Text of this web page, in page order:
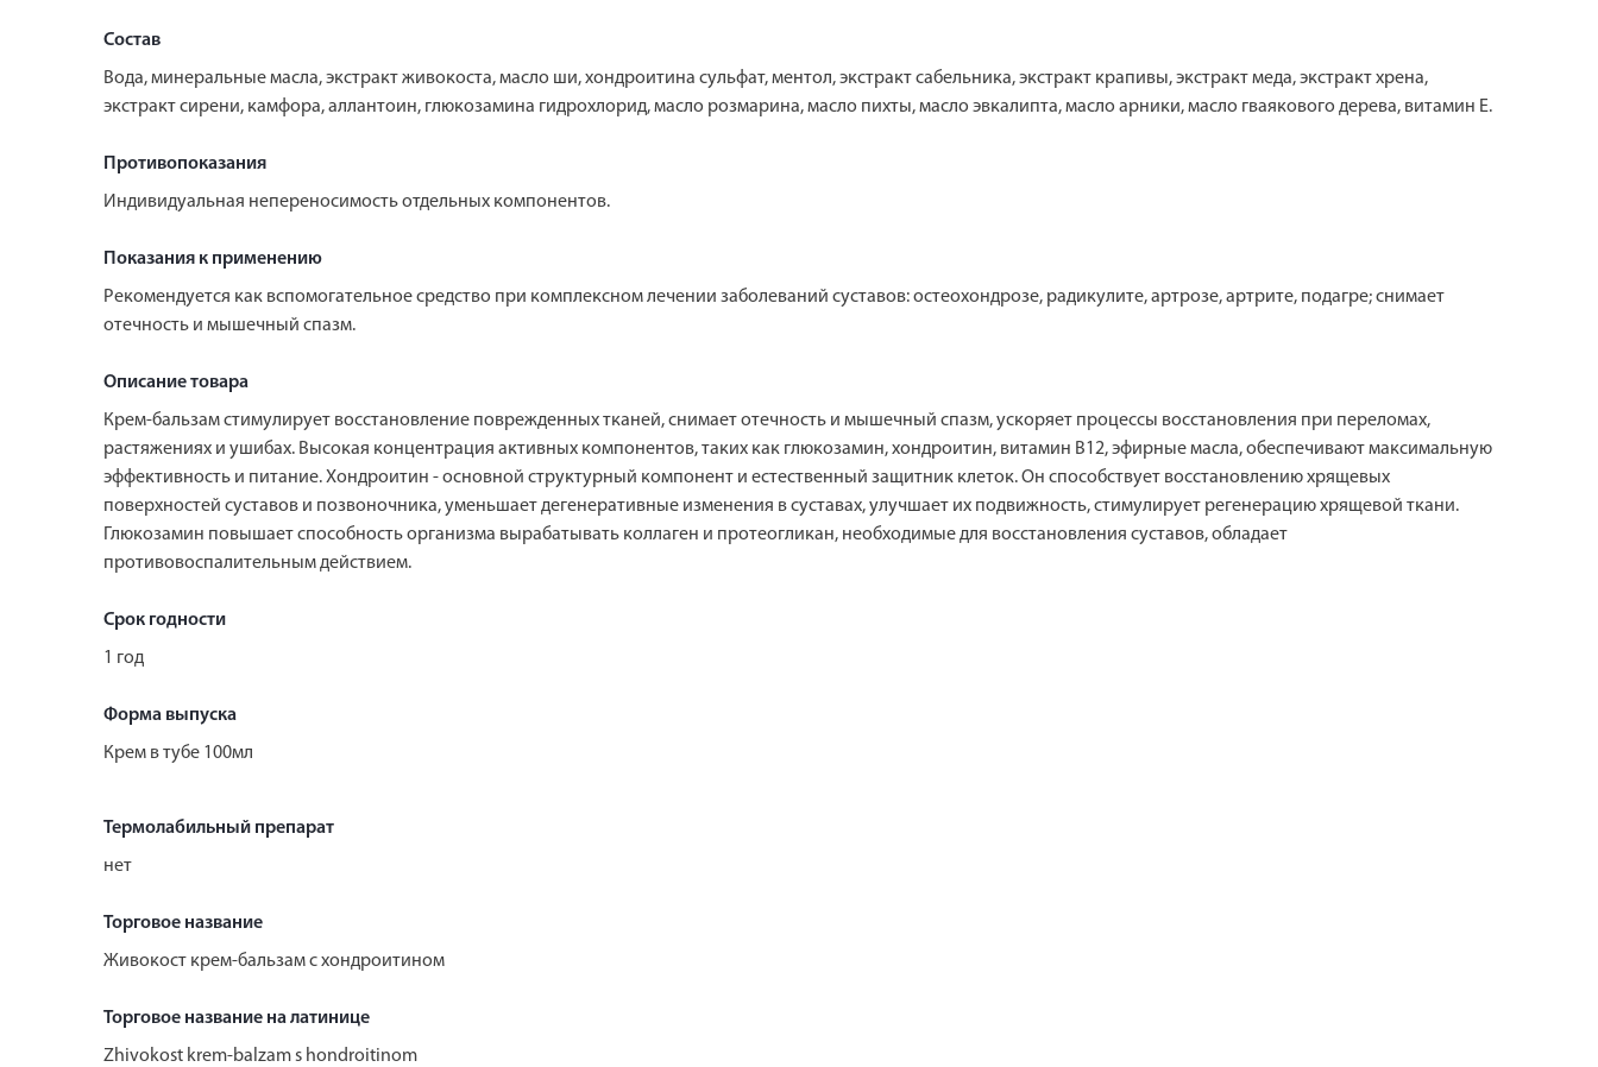
Состав
Вода, минеральные масла, экстракт живокоста, масло ши, хондроитина сульфат, ментол, экстракт сабельника, экстракт крапивы, экстракт меда, экстракт хрена,
экстракт сирени, камфора, аллантоин, глюкозамина гидрохлорид, масло розмарина, масло пихты, масло эвкалипта, масло арники, масло гваякового дерева, витамин Е.
Противопоказания
Индивидуальная непереносимость отдельных компонентов.
Показания к применению
Рекомендуется как вспомогательное средство при комплексном лечении заболеваний суставов: остеохондрозе, радикулите, артрозе, артрите, подагре; снимает
отечность и мышечный спазм.
Описание товара
Крем-бальзам стимулирует восстановление поврежденных тканей, снимает отечность и мышечный спазм, ускоряет процессы восстановления при переломах,
растяжениях и ушибах. Высокая концентрация активных компонентов, таких как глюкозамин, хондроитин, витамин В12, эфирные масла, обеспечивают максимальную
эффективность и питание. Хондроитин - основной структурный компонент и естественный защитник клеток. Он способствует восстановлению хрящевых
поверхностей суставов и позвоночника, уменьшает дегенеративные изменения в суставах, улучшает их подвижность, стимулирует регенерацию хрящевой ткани.
Глюкозамин повышает способность организма вырабатывать коллаген и протеогликан, необходимые для восстановления суставов, обладает
противовоспалительным действием.
Срок годности
1 год
Форма выпуска
Крем в тубе 100мл
Термолабильный препарат
нет
Торговое название
Живокост крем-бальзам с хондроитином
Торговое название на латинице
Zhivokost krem-balzam s hondroitinom